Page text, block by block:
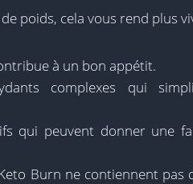
poids, cela vous rend plus
à un bon appétit.
complexes qui
qui peuvent donner une
Burn ne contiennent pas